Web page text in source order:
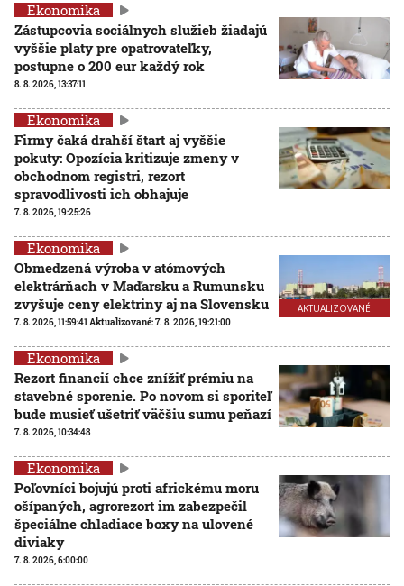
Ekonomika
Zástupcovia sociálnych služieb žiadajú
vyššie platy pre opatrovateľky,
postupne o 200 eur každý rok
8. 8. 2026, 13:37:11
Ekonomika
Firmy čaká drahší štart aj vyššie
pokuty: Opozícia kritizuje zmeny v
obchodnom registri, rezort
spravodlivosti ich obhajuje
7. 8. 2026, 19:25:26
AKTUALIZOVANÉ
Ekonomika
Obmedzená výroba v atómových
elektrárňach v Maďarsku a Rumunsku
zvyšuje ceny elektriny aj na Slovensku
7. 8. 2026, 11:59:41Aktualizované:7. 8. 2026, 19:21:00
Ekonomika
Rezort financií chce znížiť prémiu na
stavebné sporenie. Po novom si sporiteľ
bude musieť ušetriť väčšiu sumu peňazí
7. 8. 2026, 10:34:48
Ekonomika
Poľovníci bojujú proti africkému moru
ošípaných, agrorezort im zabezpečil
špeciálne chladiace boxy na ulovené
diviaky
7. 8. 2026, 6:00:00